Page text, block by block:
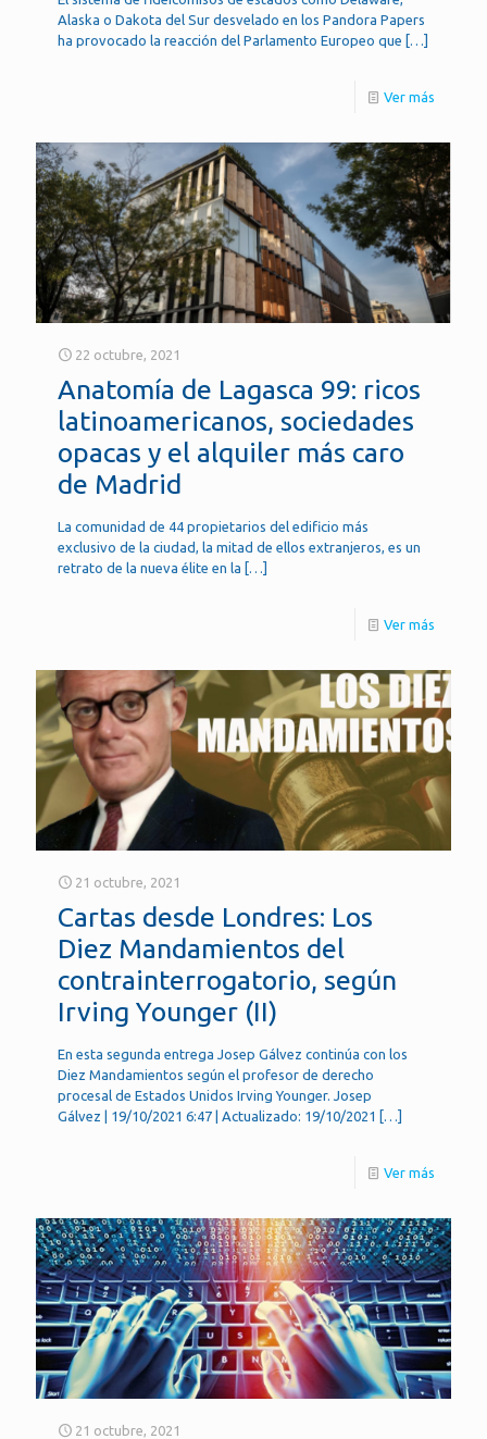
Alaska o Dakota del Sur desvelado en los Pandora Papers
ha provocado la reacción del Parlamento Europeo que […]
Ver más
22 octubre, 2021
Anatomía de Lagasca 99: ricos
latinoamericanos, sociedades
opacas y el alquiler más caro
de Madrid
La comunidad de 44 propietarios del edificio más
exclusivo de la ciudad, la mitad de ellos extranjeros, es un
retrato de la nueva élite en la […]
Ver más
21 octubre, 2021
Cartas desde Londres: Los
Diez Mandamientos del
contrainterrogatorio, según
Irving Younger (II)
En esta segunda entrega Josep Gálvez continúa con los
Diez Mandamientos según el profesor de derecho
procesal de Estados Unidos Irving Younger. Josep
Gálvez | 19/10/2021 6:47 | Actualizado: 19/10/2021 […]
Ver más
21 octubre, 2021